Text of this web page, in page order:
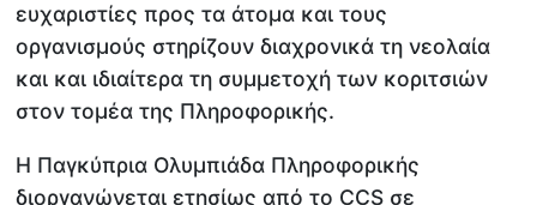
ευχαριστίες προς τα άτομα και τους
οργανισμούς στηρίζουν διαχρονικά τη νεολαία
και και ιδιαίτερα τη συμμετοχή των κοριτσιών
στον τομέα της Πληροφορικής.
Η Παγκύπρια Ολυμπιάδα Πληροφορικής
διοργανώνεται ετησίως από το CCS σε